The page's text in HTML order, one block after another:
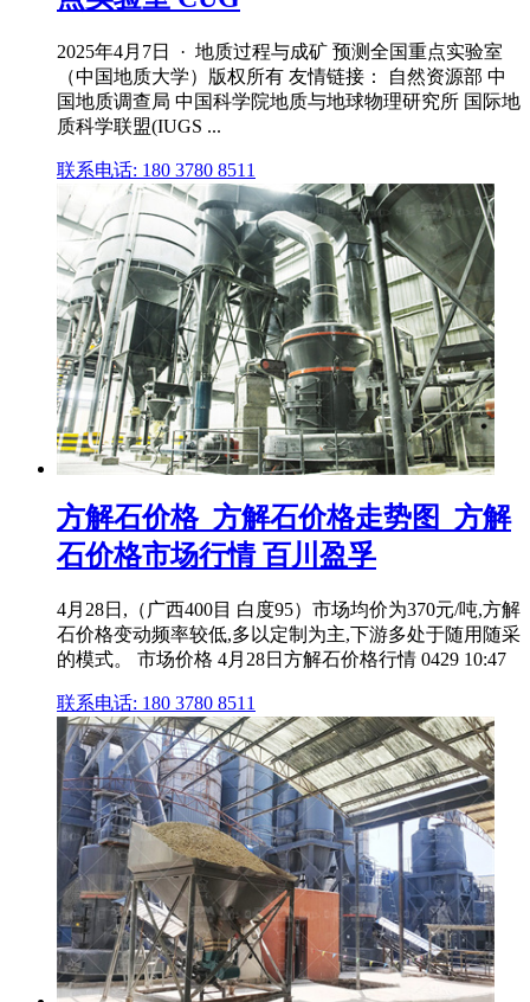
2025年4月7日 · 地质过程与成矿 预测全国重点实验室
（中国地质大学）版权所有 友情链接： 自然资源部 中
国地质调查局 中国科学院地质与地球物理研究所 国际地
质科学联盟(IUGS ...
联系电话: 180 3780 8511
方解石价格_方解石价格走势图_方解
石价格市场行情 百川盈孚
4月28日,（广西400目 白度95）市场均价为370元/吨,方解
石价格变动频率较低,多以定制为主,下游多处于随用随采
的模式。 市场价格 4月28日方解石价格行情 0429 10:47
联系电话: 180 3780 8511